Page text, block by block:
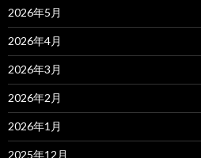
2026年5月
2026年4月
2026年3月
2026年2月
2026年1月
2025年12月